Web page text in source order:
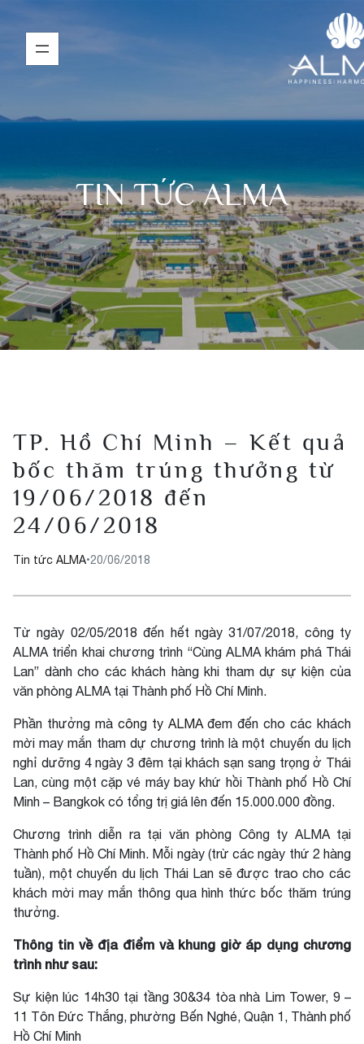
TIN TỨC ALMA
TP. Hồ Chí Minh – Kết quả
bốc thăm trúng thưởng từ
19/06/2018 đến
24/06/2018
Tin tức ALMA•20/06/2018
Từ ngày 02/05/2018 đến hết ngày 31/07/2018, công ty
ALMA triển khai chương trình “Cùng ALMA khám phá Thái
Lan” dành cho các khách hàng khi tham dự sự kiện của
văn phòng ALMA tại Thành phố Hồ Chí Minh.
Phần thưởng mà công ty ALMAđem đến cho các khách
mời may mắn tham dự chương trình là một chuyến du lịch
nghỉ dưỡng 4 ngày 3 đêm tại khách sạn sang trọng ở Thái
Lan, cùng một cặp vé máy bay khứ hồi Thành phố Hồ Chí
Minh – Bangkok có tổng trị giá lên đến 15.000.000 đồng.
Chương trình diễn ra tại văn phòng Công ty ALMA tại
Thành phố Hồ Chí Minh. Mỗi ngày (trừ các ngày thứ 2 hàng
tuần), một chuyến du lịch Thái Lan sẽ được trao cho các
khách mời may mắn thông qua hình thức bốc thăm trúng
thưởng.
Thông tin về địa điểm và khung giờ áp dụng chương
trình như sau:
Sự kiện lúc 14h30 tại tầng 30&34 tòa nhà Lim Tower, 9 –
11 Tôn Đức Thắng, phường Bến Nghé, Quận 1, Thành phố
Hồ Chí Minh